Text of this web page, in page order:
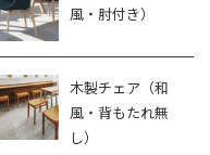
風・肘付き）
木製チェア（和
風・背もたれ無
し）